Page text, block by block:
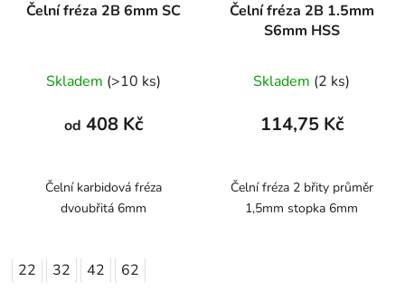
Čelní fréza 2B 6mm SC
Skladem (>10 ks)
od 408 Kč
Čelní karbidová fréza
dvoubřitá 6mm
22 32 42 62
Čelní fréza 2B 1.5mm
S6mm HSS
Skladem (2 ks)
114,75 Kč
Čelní fréza 2 břity průměr
1,5mm stopka 6mm